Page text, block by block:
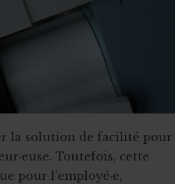
la solution de facilité pour
Toutefois, cette
pour l’employé·e,